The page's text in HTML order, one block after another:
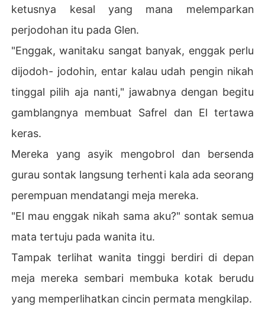
ketusnya kesal yang mana melemparkan
perjodohan itu pada Glen.
"Enggak, wanitaku sangat banyak, enggak perlu
dijodoh- jodohin, entar kalau udah pengin nikah
tinggal pilih aja nanti," jawabnya dengan begitu
gamblangnya membuat Safrel dan El tertawa
keras.
Mereka yang asyik mengobrol dan bersenda
gurau sontak langsung terhenti kala ada seorang
perempuan mendatangi meja mereka.
"El mau enggak nikah sama aku?" sontak semua
mata tertuju pada wanita itu.
Tampak terlihat wanita tinggi berdiri di depan
meja mereka sembari membuka kotak berudu
yang memperlihatkan cincin permata mengkilap.